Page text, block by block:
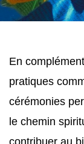
En
pratiques
cérémonies
le chemin